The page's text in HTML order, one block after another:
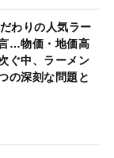
わりの人気ラー
…物価・地価高
ぐ中、ラーメン
の深刻な問題と